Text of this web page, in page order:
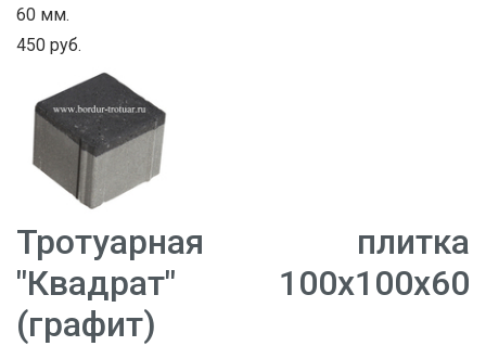
60 мм.
450 руб.
Тротуарная плитка
"Квадрат" 100х100х60
(графит)